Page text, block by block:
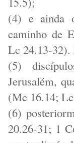
(4) e ainda
caminho de
Lc 24.13-32).
(5)
Jerusalém,
(Mc 16.14;
(6)
20.26-31; 1